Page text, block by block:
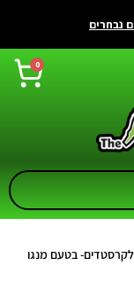
נבחרים
0
לקרסטדים- בטעם מנגו